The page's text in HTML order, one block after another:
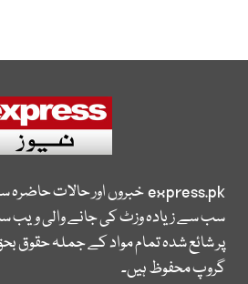
express.pkخبروں اور حالات
سب سے زیادہ وزٹ کی جانے والی
پر شائع شدہ تمام مواد کے جملہ حقوق
گروپ محفوظ ہیں۔